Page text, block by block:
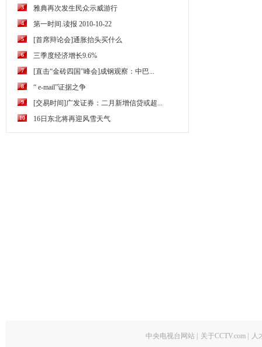
3 雅典再次发生民众示威游行
4 第一时间.读报 2010-10-22
5 [首席辩论会]通胀抬头买什么
6 三季度经济增长9.6%
7 [直击“金砖四国”峰会]成钢观察：中巴...
8 “ e-mail”证据之争
9 [交易时间]广发证券：二月新增信贷或超...
10 16日东北将再迎风雪天气
中央电视台网站 关于CCTV.com 人